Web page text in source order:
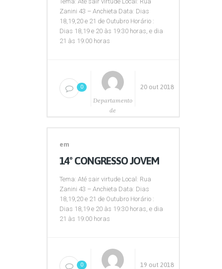
Zanini 43 – Anchieta Data: Dias
18,19,20 e 21 de Outubro Horário :
Dias 18,19 e 20 às 19:30 horas, e dia
21 às 19:00 horas
0
Departamento
de
20 out 2018
em
14º CONGRESSO JOVEM
Tema: Até sair virtude Local: Rua
Zanini 43 – Anchieta Data: Dias
18,19,20 e 21 de Outubro Horário :
Dias 18,19 e 20 às 19:30 horas, e dia
21 às 19:00 horas
0 19 out 2018